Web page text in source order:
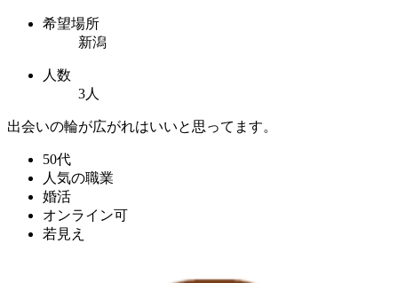
希望場所
新潟
人数
3人
出会いの輪が広がれはいいと思ってます。
50代
人気の職業
婚活
オンライン可
若見え